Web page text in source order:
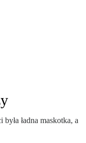
ładna maskotka, a